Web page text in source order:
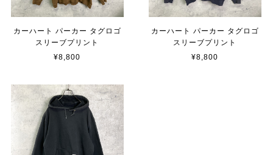
カーハート パーカー タグロゴ
スリーブプリント
¥8,800
カーハート パーカー タグロゴ
スリーブプリント
¥8,800